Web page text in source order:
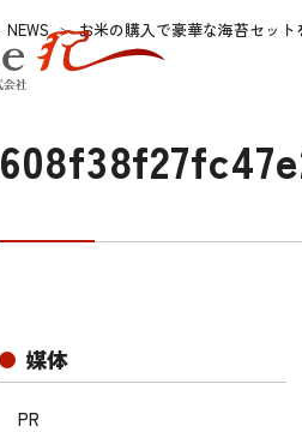
NEWS お米の購入で豪華な海苔セッ
媒体
PR